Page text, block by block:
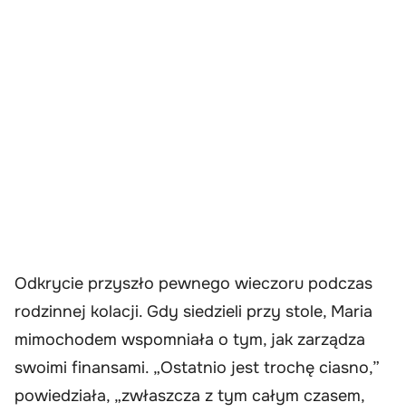
Odkrycie przyszło pewnego wieczoru podczas
rodzinnej kolacji. Gdy siedzieli przy stole, Maria
mimochodem wspomniała o tym, jak zarządza
swoimi finansami. „Ostatnio jest trochę ciasno,”
powiedziała, „zwłaszcza z tym całym czasem,